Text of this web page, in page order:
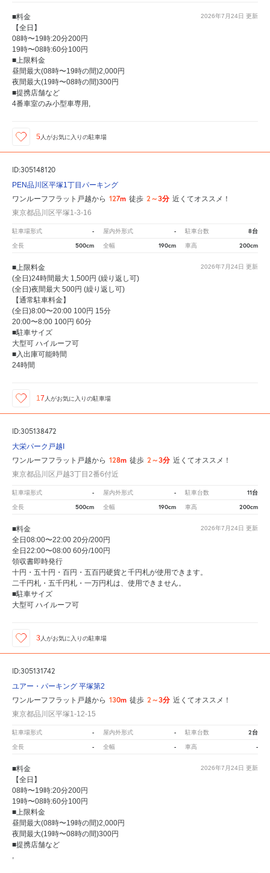
2026年7月24日 更新
■料金
【全日】
08時〜19時:20分200円
19時〜08時:60分100円
■上限料金
昼間最大(08時〜19時の間)2,000円
夜間最大(19時〜08時の間)300円
■提携店舗など
4番車室のみ小型車専用,
5人がお気に入りの駐車場
ID:305148120
PEN品川区平塚1丁目パーキング
ワンルーフフラット戸越から 127m 徒歩 2～3分 近くてオススメ！
東京都品川区平塚1-3-16
駐車場形式 - 屋内外形式 - 駐車台数 8台
全長 500cm 全幅 190cm 車高 200cm
2026年7月24日 更新
■上限料金
(全日)24時間最大 1,500円 (繰り返し可)
(全日)夜間最大 500円 (繰り返し可)
【通常駐車料金】
(全日)8:00〜20:00 100円 15分
20:00〜8:00 100円 60分
■駐車サイズ
大型可 ハイルーフ可
■入出庫可能時間
24時間
17 人がお気に入りの駐車場
ID:305138472
大栄パーク戸越I
ワンルーフフラット戸越から 128m 徒歩 2～3分 近くてオススメ！
東京都品川区戸越3丁目2番6付近
駐車場形式 - 屋内外形式 - 駐車台数 11台
全長 500cm 全幅 190cm 車高 200cm
2026年7月24日 更新
■料金
全日08:00〜22:00 20分/200円
全日22:00〜08:00 60分/100円
領収書即時発行
十円・五十円・百円・五百円硬貨と千円札が使用できます。
二千円札・五千円札・一万円札は、使用できません。
■駐車サイズ
大型可 ハイルーフ可
3人がお気に入りの駐車場
ID:305131742
ユアー・パーキング 平塚第2
ワンルーフフラット戸越から 130m 徒歩 2～3分 近くてオススメ！
東京都品川区平塚1-12-15
駐車場形式 - 屋内外形式 - 駐車台数 2台
全長 - 全幅 - 車高 -
2026年7月24日 更新
■料金
【全日】
08時〜19時:20分200円
19時〜08時:60分100円
■上限料金
昼間最大(08時〜19時の間)2,000円
夜間最大(19時〜08時の間)300円
■提携店舗など
,